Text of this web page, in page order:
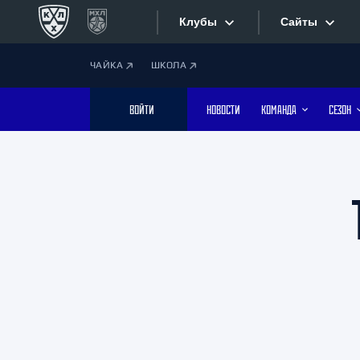
Клубы
Дивизион Боброва
Лада
Сайты
Текстовые
ЧАЙКА ШКОЛА
ВОЙТИ НОВОСТИ КОМАНДА СЕЗОН